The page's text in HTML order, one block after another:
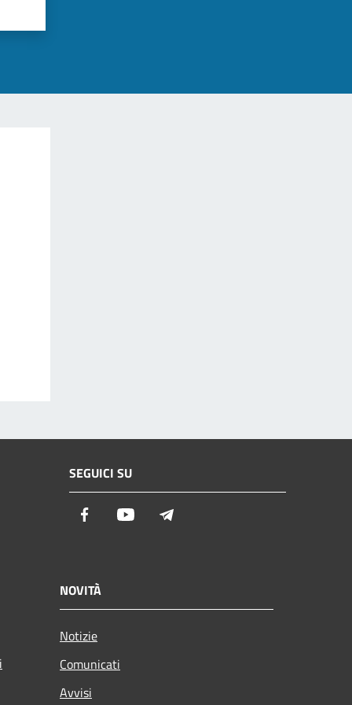
SEGUICI SU
Facebook Youtube
NOVITÀ
Notizie
Comunicati
Avvisi